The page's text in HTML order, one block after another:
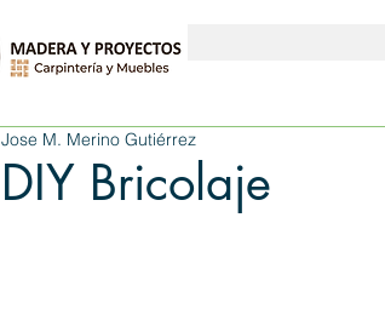
DIY Bricolaje
Jose M. Merino Gutiérrez